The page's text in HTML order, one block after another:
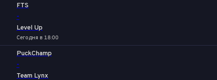
FTS
-
Level Up
Сегодня в 18:00
PuckChamp
-
Team Lynx